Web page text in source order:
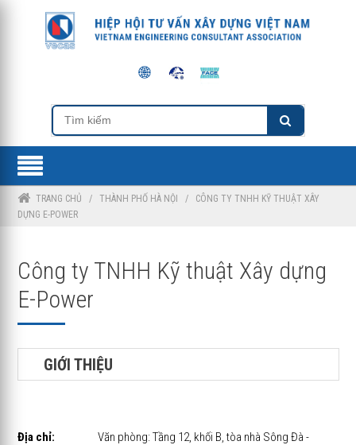
TRANG CHỦ /THÀNH PHỐ HÀ NỘI / CÔNG TY TNHH KỸ THUẬT XÂY
DỰNG E-POWER
Công ty TNHH Kỹ thuật Xây dựng
E-Power
GIỚI THIỆU
Địa chỉ:
Văn phòng: Tầng 12, khối B, tòa nhà Sông Đà -